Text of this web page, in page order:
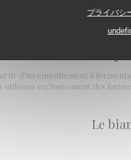
プライバシ
d’un empattement à
utilisons exclusivement des
Le